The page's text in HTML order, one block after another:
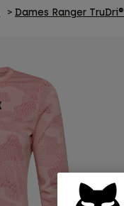
Dames Ranger